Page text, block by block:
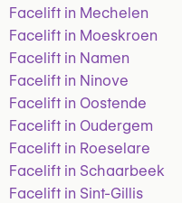
Facelift in Mechelen
Facelift in Moeskroen
Facelift in Namen
Facelift in Ninove
Facelift in Oostende
Facelift in Oudergem
Facelift in Roeselare
Facelift in Schaarbeek
Facelift in Sint-Gillis